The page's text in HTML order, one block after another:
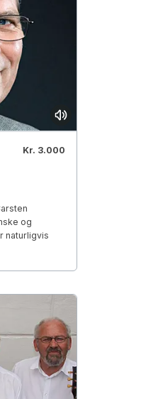
Kr. 3.000
og
naturligvis